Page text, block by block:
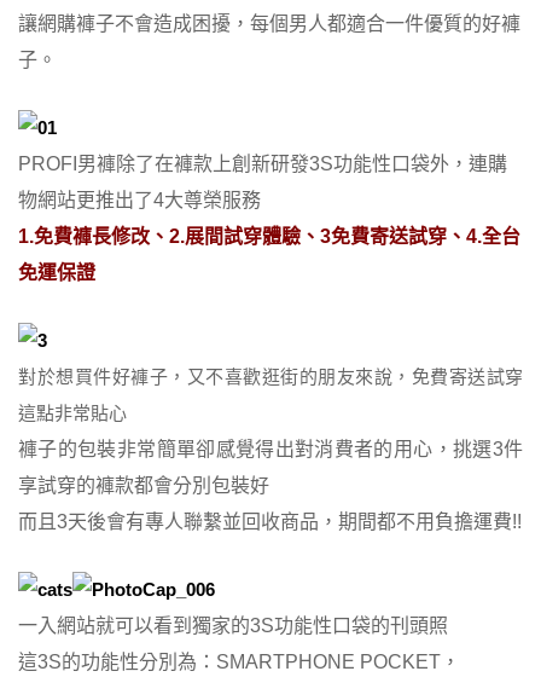
讓網購褲子不會造成困擾，每個男人都適合一件優質的好褲
子。
PROFI男褲除了在褲款上創新研發3S功能性口袋外，連購
物網站更推出了4大尊榮服務
1.免費褲長修改、 2.展間試穿體驗、3免費寄送試穿、4.全台
免運保證
對於想買件好褲子，又不喜歡逛街的朋友來說，免費寄送試穿
這點非常貼心
褲子的包裝非常簡單卻感覺得出對消費者的用心，挑選3件
享試穿的褲款都會分別包裝好
而且3天後會有專人聯繫並回收商品，期間都不用負擔運費!!
一入網站就可以看到獨家的3S功能性口袋的刊頭照
這3S的功能性分別為：SMARTPHONE POCKET，